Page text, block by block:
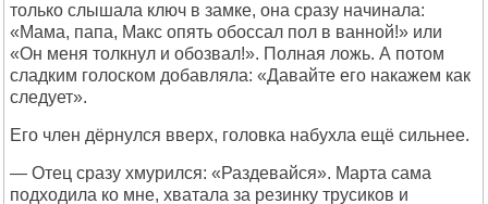
только слышала ключ в замке, она сразу начинала:
«Мама, папа, Макс опять обоссал пол в ванной!» или
«Он меня толкнул и обозвал!». Полная ложь. А потом
сладким голоском добавляла: «Давайте его накажем как
следует».
Его член дёрнулся вверх, головка набухла ещё сильнее.
— Отец сразу хмурился: «Раздевайся». Марта сама
подходила ко мне, хватала за резинку трусиков и